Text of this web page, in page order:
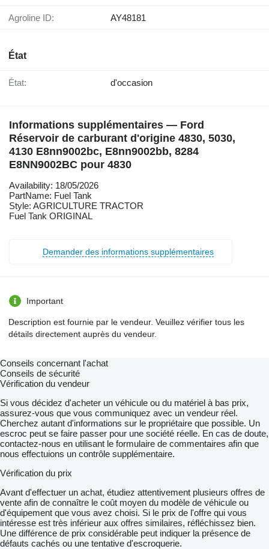
Agroline ID: AY48181
État
État: d'occasion
Informations supplémentaires — Ford
Réservoir de carburant d'origine 4830, 5030,
4130 E8nn9002bc, E8nn9002bb, 8284
E8NN9002BC pour 4830
Availability: 18/05/2026
PartName: Fuel Tank
Style: AGRICULTURE TRACTOR
Fuel Tank ORIGINAL
Demander des informations supplémentaires
Important
Description est fournie par le vendeur. Veuillez vérifier tous les
détails directement auprès du vendeur.
Conseils concernant l'achat
Conseils de sécurité
Vérification du vendeur
Si vous décidez d'acheter un véhicule ou du matériel à bas prix,
assurez-vous que vous communiquez avec un vendeur réel.
Cherchez autant d'informations sur le propriétaire que possible. Un
escroc peut se faire passer pour une société réelle. En cas de doute,
contactez-nous en utilisant le formulaire de commentaires afin que
nous effectuions un contrôle supplémentaire.
Vérification du prix
Avant d'effectuer un achat, étudiez attentivement plusieurs offres de
vente afin de connaître le coût moyen du modèle de véhicule ou
d'équipement que vous avez choisi. Si le prix de l'offre qui vous
intéresse est très inférieur aux offres similaires, réfléchissez bien.
Une différence de prix considérable peut indiquer la présence de
défauts cachés ou une tentative d'escroquerie.